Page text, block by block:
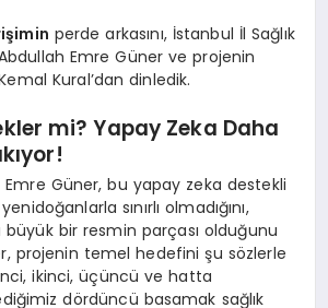
perde arkasını, İstanbul İl Sağlık
Emre Güner ve projenin
Kural’dan dinledik.
mi? Yapay Zeka Daha
Emre Güner, bu yapay zeka destekli
sınırlı olmadığını,
büyük bir resmin parçası olduğunu
projenin temel hedefini şu sözlerle
ikinci, üçüncü ve hatta
dördüncü basamak sağlık